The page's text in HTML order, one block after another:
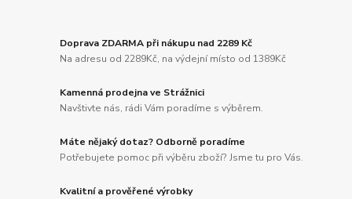
Doprava ZDARMA při nákupu nad 2289 Kč
Na adresu od 2289Kč, na výdejní místo od 1389Kč
Kamenná prodejna ve Strážnici
Navštivte nás, rádi Vám poradíme s výběrem.
Máte nějaký dotaz? Odborně poradíme
Potřebujete pomoc při výběru zboží? Jsme tu pro Vás.
Kvalitní a prověřené výrobky